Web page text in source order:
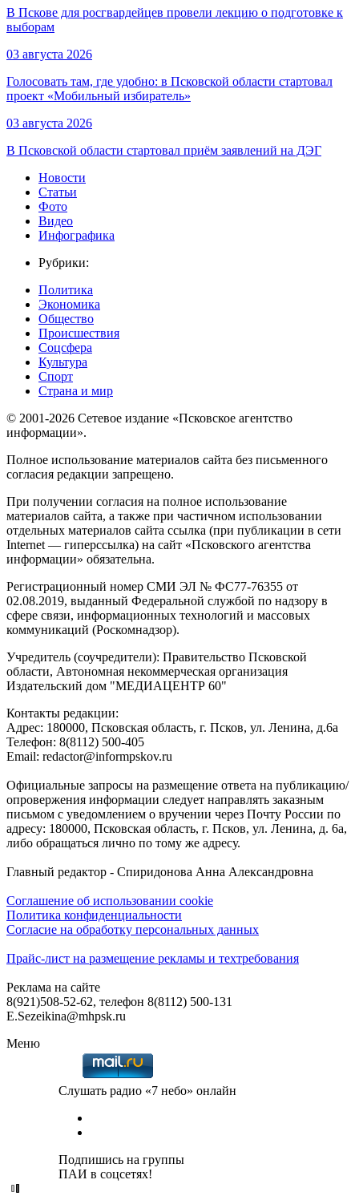
В Пскове для росгвардейцев провели лекцию о подготовке к
выборам
03 августа 2026
Голосовать там, где удобно: в Псковской области стартовал
проект «Мобильный избиратель»
03 августа 2026
В Псковской области стартовал приём заявлений на ДЭГ
Новости
Статьи
Фото
Видео
Инфографика
Рубрики:
Политика
Экономика
Общество
Происшествия
Соцсфера
Культура
Спорт
Страна и мир
© 2001-2026 Сетевое издание «Псковское агентство
информации».
Полное использование материалов сайта без письменного
согласия редакции запрещено.
При получении согласия на полное использование
материалов сайта, а также при частичном использовании
отдельных материалов сайта ссылка (при публикации в сети
Internet — гиперссылка) на сайт «Псковского агентства
информации» обязательна.
Регистрационный номер СМИ ЭЛ № ФС77-76355 от
02.08.2019, выданный Федеральной службой по надзору в
сфере связи, информационных технологий и массовых
коммуникаций (Роскомнадзор).
Учредитель (соучредители): Правительство Псковской
области, Автономная некоммерческая организация
Издательский дом "МЕДИАЦЕНТР 60"
Контакты редакции:
Адреc: 180000, Псковская область, г. Псков, ул. Ленина, д.6а
Телефон: 8(8112) 500-405
Email: redactor@informpskov.ru
Официальные запросы на размещение ответа на публикацию/
опровержения информации следует направлять заказным
письмом с уведомлением о вручении через Почту России по
адресу: 180000, Псковская область, г. Псков, ул. Ленина, д. 6а,
либо обращаться лично по тому же адресу.
Главный редактор - Спиридонова Анна Александровна
Соглашение об использовании cookie
Политика конфиденциальности
Согласие на обработку персональных данных
Прайс-лист на размещение рекламы и техтребования
Реклама на сайте
8(921)508-52-62, телефон 8(8112) 500-131
E.Sezeikina@mhpsk.ru
Меню
Слушать радио «7 небо» онлайн
Подпишись на группы
ПАИ в соцсетях!